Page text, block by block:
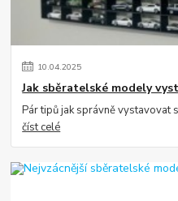
10.04.2025
Jak sběratelské modely
Pár tipů jak správně vystavovat
číst celé